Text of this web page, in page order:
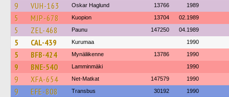
9 VUH-163 Oskar Haglund 13766 1989
5 MJP-678 Kuopion 13704 02.1989
5 ZEL-468 Paunu 147250 04.1989
5 CAL-439 Kurumaa 1990
5 BFB-424 Mynäliikenne 13786 1990
9 BNE-540 Lamminmäki 1990
9 XFA-654 Net-Matkat 147579 1990
9 EFE-808 Transbus 30192 1990